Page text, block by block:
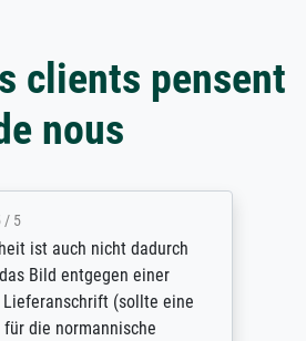
clients pensent
nous
/ 5
ist auch nicht dadurch
Bild entgegen einer
Lieferanschrift (sollte eine
für die normannische